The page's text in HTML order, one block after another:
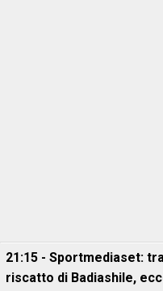
21:15 - Sportmediaset:
riscatto di Badiashile,